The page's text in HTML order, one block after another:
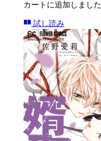
カートに追加しました
試し読み